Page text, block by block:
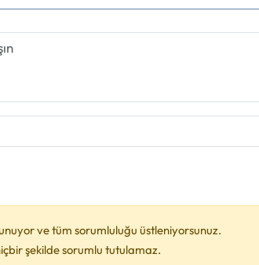
ve tüm sorumluluğu üstleniyorsunuz.
şekilde sorumlu tutulamaz.